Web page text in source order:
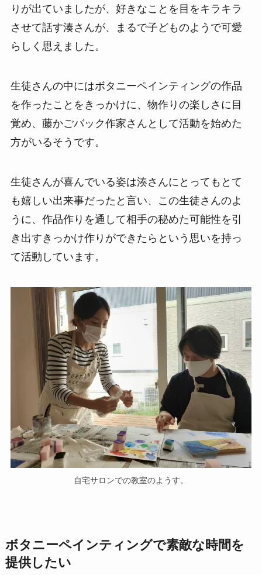
りが出ていましたが、好きなことを目をキラキラ
させて話す湊さんが、まるで子どものようで可愛
らしく思えました。
生徒さんの中にはボタニーペインティングの作品
を作ったことをきっかけに、物作りの楽しさに目
覚め、藤かごバック作家さんとして活動を始めた
方がいるそうです。
生徒さんが喜んでいる姿は湊さんにとってもとて
も嬉しい出来事だったと言い、この生徒さんのよ
うに、作品作りを通して相手の秘めた可能性を引
き出すきっかけ作りができたらという思いを持っ
て活動しています。
自宅サロンでの教室のようす。
ボタニーペインティングで素敵な時間を
提供したい